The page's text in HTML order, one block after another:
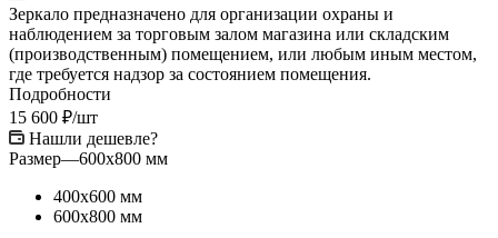
Зеркало предназначено для организации охраны и
наблюдением за торговым залом магазина или складским
(производственным) помещением, или любым иным местом,
где требуется надзор за состоянием помещения.
Подробности
15 600 ₽/шт
Нашли дешевле?
Размер—600х800 мм
400х600 мм
600х800 мм